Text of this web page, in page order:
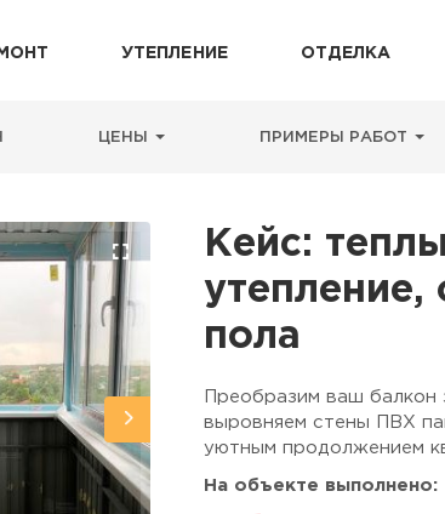
УТЕПЛЕНИЕ ОТДЕЛКА
ЦЕНЫ ПРИМЕРЫ РАБОТ
Кейс:
утепление,
пола
Преобразим ваш балкон
выровняем стены ПВХ
уютным продолжением
На объекте выполнено: